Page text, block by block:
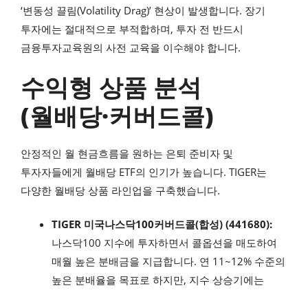
‘변동성 끌림(Volatility Drag)’ 현상이 발생합니다. 장기
투자에는 절대적으로 부적합하며, 투자 전 반드시
금융투자교육원의 사전 교육을 이수해야 합니다.
수익형 상품 분석
(월배당·커버드콜)
안정적인 월 현금흐름을 원하는 은퇴 준비자 및
투자자들에게 월배당 ETF의 인기가 높습니다. TIGER는
다양한 월배당 상품 라인업을 구축했습니다.
TIGER 미국나스닥100커버드콜(합성) (441680):
나스닥100 지수에 투자하면서 콜옵션을 매도하여
매월 높은 분배금을 지급합니다. 연 11~12% 수준의
높은 분배율을 목표로 하지만, 지수 상승기에는